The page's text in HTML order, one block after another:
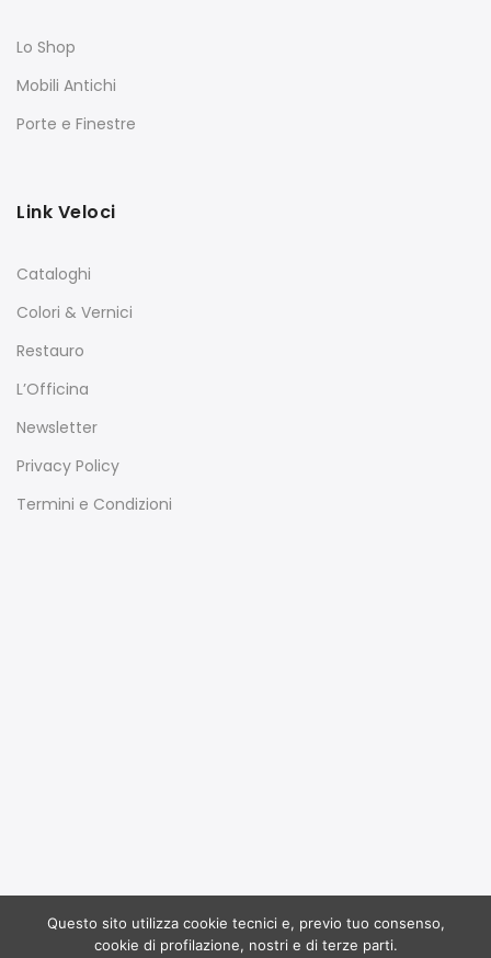
Lo Shop
Mobili Antichi
Porte e Finestre
Link Veloci
Cataloghi
Colori & Vernici
Restauro
L’Officina
Newsletter
Privacy Policy
Termini e Condizioni
Copyright 2017Ruffoliall rights reserved. Powered by
Dinamo
Questo sito utilizza cookie tecnici e, previo tuo consenso,
cookie di profilazione, nostri e di terze parti.